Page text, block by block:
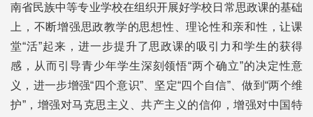
南省民族中等专业学校在组织开展好学校日常思政课的基础
上，不断增强思政教学的思想性、理论性和亲和性，让课
堂“活”起来，进一步提升了思政课的吸引力和学生的获得
感，从而引导青少年学生深刻领悟“两个确立”的决定性意
义，进一步增强“四个意识”、坚定“四个自信”、做到“两个维
护”，增强对马克思主义、共产主义的信仰，增强对中国特